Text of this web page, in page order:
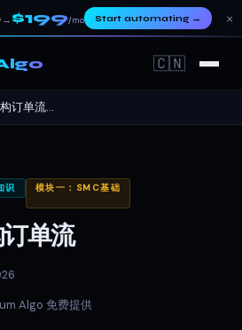
→ $199/mo Start automating→ ×
🇨🇳
订单流...
识 模块一：SMC基础
单流
Algo 免费提供